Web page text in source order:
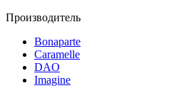
Производитель
Bonaparte
Caramelle
DAO
Imagine